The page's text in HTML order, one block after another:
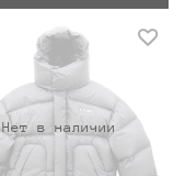
Нет в наличии